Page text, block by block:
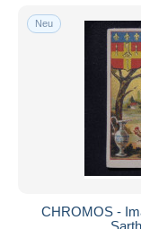
Neu
CHROMOS -